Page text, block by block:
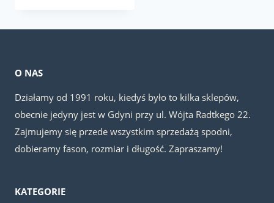
129.00 zł.109.00 zł.
O NAS
Działamy od 1991 roku, kiedyś było to kilka sklepów,
obecnie jedyny jest w Gdyni przy ul. Wójta Radtkego 22.
Zajmujemy się przede wszystkim sprzedażą spodni,
dobieramy fason, rozmiar i długość. Zapraszamy!
KATEGORIE